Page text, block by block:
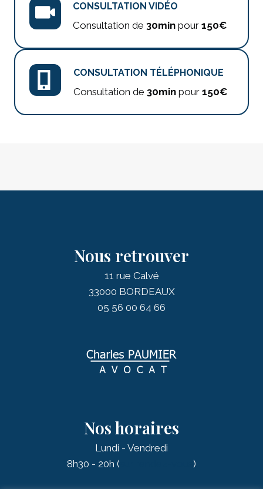
CONSULTATION VIDÉO
Consultation de 30min pour 150€
CONSULTATION TÉLÉPHONIQUE
Consultation de 30min pour 150€
Nous retrouver
11 rue Calvé
33000 BORDEAUX
05 56 00 64 66
Nos horaires
Lundi - Vendredi
8h30 - 20h (
)